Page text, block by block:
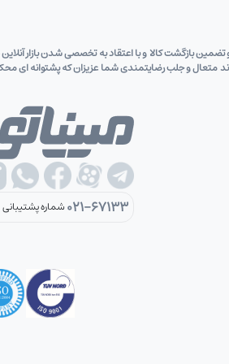
قیمت کالاو تضمین بازگشت کالا و با اعتقاد به تخصصی شدن بازار
متعال و جلب رضایتمندی شما عزیزان که پشتوانه ای
021-67133شماره پشتیبانی